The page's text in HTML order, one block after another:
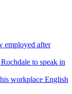
employed after
to speak in
workplace English